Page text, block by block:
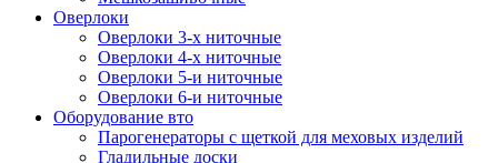
Оверлоки
Оверлоки 3-х ниточные
Оверлоки 4-х ниточные
Оверлоки 5-и ниточные
Оверлоки 6-и ниточные
Оборудование вто
Парогенераторы с щеткой для меховых изделий
Гладильные доски